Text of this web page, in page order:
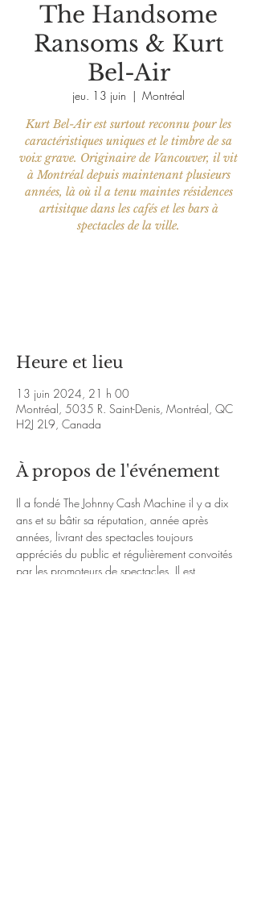
The Handsome
Ransoms & Kurt
Bel-Air
jeu. 13 juin
  |
Montréal
Kurt Bel-Air est surtout reconnu pour les
caractéristiques uniques et le timbre de sa
voix grave. Originaire de Vancouver, il vit
à Montréal depuis maintenant plusieurs
années, là où il a tenu maintes résidences
artisitque dans les cafés et les bars à
spectacles de la ville.
Heure et lieu
13 juin 2024, 21 h 00
Montréal, 5035 R. Saint-Denis, Montréal, QC
H2J 2L9, Canada
À propos de l'événement
Il a fondé The Johnny Cash Machine il y a dix
ans et su bâtir sa réputation, année après
années, livrant des spectacles toujours
appréciés du public et régulièrement convoités
par les promoteurs de spectacles. Il est